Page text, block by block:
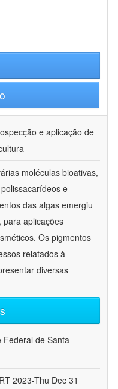
e aplicação de
moléculas bioativas,
e
das algas emergiu
para aplicações
Os pigmentos
relatados à
diversas
Federal de Santa
2023-Thu Dec 31